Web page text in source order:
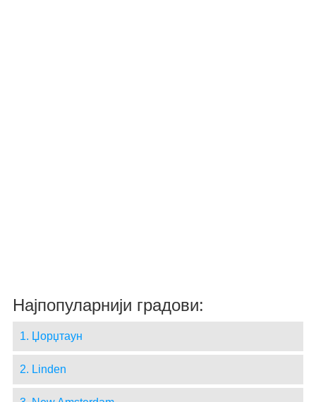
Најпопуларнији градови:
1. Џорџтаун
2. Linden